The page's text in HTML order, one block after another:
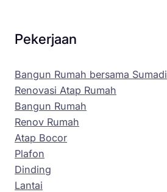
Pekerjaan
Bangun Rumah bersama Sumadi
Renovasi Atap Rumah
Bangun Rumah
Renov Rumah
Atap Bocor
Plafon
Dinding
Lantai